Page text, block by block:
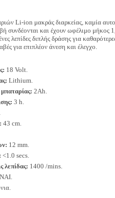
Li-ion μακράς διαρκείας, καμία
συνδέονται και έχουν ωφέλιμο μήκος
λεπίδες διπλής δράσης για
για επιπλέον άνεση και έλεγχο.
18 Volt.
Lithium.
2Ah.
3 h.
43 cm.
12 mm.
<1.0 secs.
λεπίδας: 1400 /mins.
ΝΑΙ.